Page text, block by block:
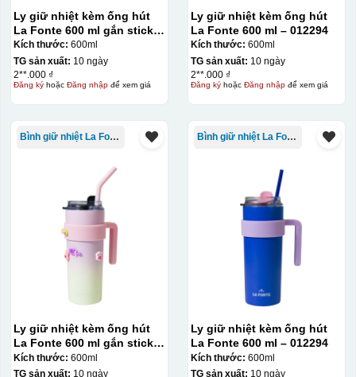
Ly giữ nhiệt kèm ống hút
La Fonte 600 ml gắn sticker
– 012294
Kích thước: 600ml
TG sản xuất: 10 ngày
2**.000 ₫
Đăng kýhoặc Đăng nhậpđể xem giá
Ly giữ nhiệt kèm ống hút
La Fonte 600 ml – 012294
Kích thước: 600ml
TG sản xuất: 10 ngày
2**.000 ₫
Đăng kýhoặc Đăng nhậpđể xem giá
Bình giữ nhiệt La Fonte
Ly giữ nhiệt kèm ống hút
La Fonte 600 ml gắn sticker
– 012294
Kích thước: 600ml
TG sản xuất: 10 ngày
Bình giữ nhiệt La Fonte
Ly giữ nhiệt kèm ống hút
La Fonte 600 ml – 012294
Kích thước: 600ml
TG sản xuất: 10 ngày